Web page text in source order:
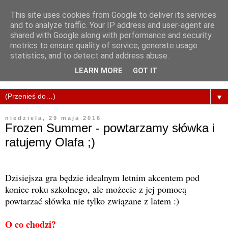
▼
niedziela, 29 maja 2016
Frozen Summer - powtarzamy słówka i
ratujemy Olafa ;)
Dzisiejsza gra będzie idealnym letnim akcentem pod
koniec roku szkolnego, ale możecie z jej pomocą
powtarzać słówka nie tylko związane z latem :)
O co chodzi?
This site uses cookies from Google to deliver its services
and to analyze traffic. Your IP address and user-agent are
shared with Google along with performance and security
metrics to ensure quality of service, generate usage
statistics, and to detect and address abuse.
LEARN MORE GOT IT